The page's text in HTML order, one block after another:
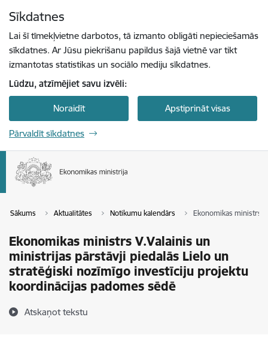
Sīkdatnes
Lai šī tīmekļvietne darbotos, tā izmanto obligāti nepieciešamās
sīkdatnes. Ar Jūsu piekrišanu papildus šajā vietnē var tikt
izmantotas statistikas un sociālo mediju sīkdatnes.
Lūdzu, atzīmējiet savu izvēli:
Noraidīt Apstiprināt visas
Pārvaldīt sīkdatnes
Sākums Aktualitātes Notikumu kalendārs Ekonomikas ministrs
Ekonomikas ministrs V.Valainis un
ministrijas pārstāvji piedalās Lielo un
stratēģiski nozīmīgo investīciju projektu
koordinācijas padomes sēdē
Atskaņot tekstu